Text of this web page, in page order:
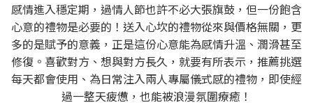
感情進入穩定期，過情人節也許不必大張旗鼓，但一份飽含
心意的禮物是必要的！送入心坎的禮物從來與價格無關，更
多的是賦予的意義，正是這份心意能為感情升溫、潤滑甚至
修復。喜歡對方、想與對方長久，就要有所表示，推薦挑選
每天都會使用、為日常注入兩人專屬儀式感的禮物，即使經
過一整天疲憊，也能被浪漫氛圍療癒！